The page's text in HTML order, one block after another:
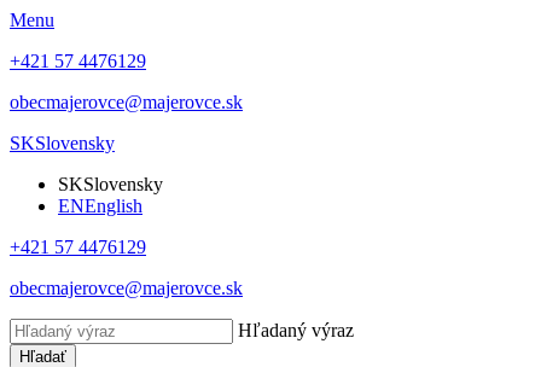
Menu
+421 57 4476129
obecmajerovce@majerovce.sk
SKSlovensky
SKSlovensky
ENEnglish
+421 57 4476129
obecmajerovce@majerovce.sk
Hľadaný výraz
Hľadať